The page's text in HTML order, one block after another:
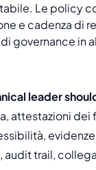
Le policy
e cadenza di
governance in
leader
attestazioni dei
audit trail,